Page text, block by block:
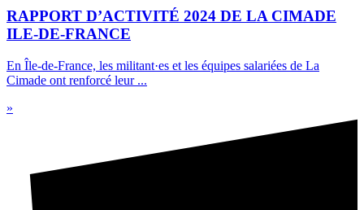
RAPPORT D’ACTIVITÉ 2024 DE LA CIMADE
ILE-DE-FRANCE
En Île-de-France, les militant·es et les équipes salariées de La
Cimade ont renforcé leur ...
»